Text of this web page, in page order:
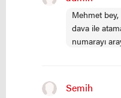
Mehmet
dava ile
numarayı
Semih